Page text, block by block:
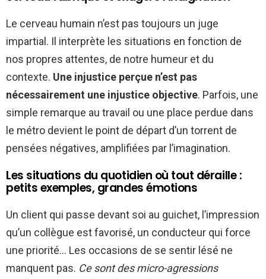
Le cerveau humain n’est pas toujours un juge
impartial. Il interprète les situations en fonction de
nos propres attentes, de notre humeur et du
contexte. Une injustice perçue n’est pas
nécessairement une injustice objective. Parfois, une
simple remarque au travail ou une place perdue dans
le métro devient le point de départ d’un torrent de
pensées négatives, amplifiées par l’imagination.
Les situations du quotidien où tout déraille :
petits exemples, grandes émotions
Un client qui passe devant soi au guichet, l’impression
qu’un collègue est favorisé, un conducteur qui force
une priorité… Les occasions de se sentir lésé ne
manquent pas. Ce sont des micro-agressions